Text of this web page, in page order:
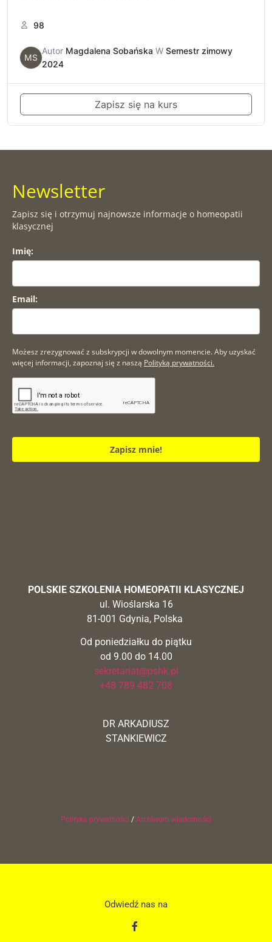
98
MS
Autor Magdalena Sobańska W Semestr zimowy
2024
Zapisz się na kurs
Newsletter
Zapisz się i otrzymuj najnowsze informacje o homeopatii
klasycznej
Imię:
Email:
Możesz zrezygnować z subskrypcji w dowolnym momencie. Aby uzyskać
więcej informacji, zapoznaj się z naszą Polityką prywatności.
Zapisz mnie!
POLSKIE SZKOLENIA HOMEOPATII KLASYCZNEJ
ul. Wioślarska 16
81-001 Gdynia, Polska
Od poniedziałku do piątku
od 9.00 do 14.00
sekretariat@pshk.pl
+48 789 482 708
DR ARKADIUSZ
STANKIEWICZ
Polityka prywatności / Archiwum wiadomości
Odwiedź nas na